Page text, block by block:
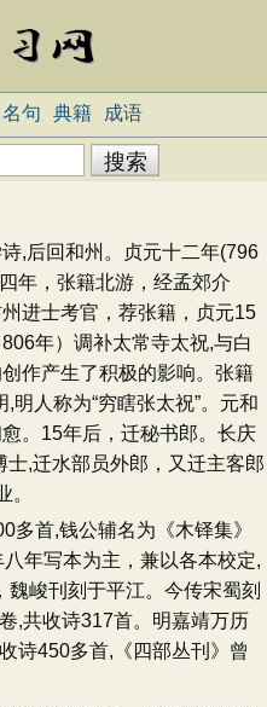
名句 典籍 成语
后回和州。贞元十二年(796
年，张籍北游，经孟郊介
进士考官，荐张籍，贞元15
年）调补太常寺太祝,与白
作产生了积极的影响。张籍
明人称为“穷瞎张太祝”。元和
。15年后，迁秘书郎。长庆
,迁水部员外郎，又迁主客郎
。
首,钱公辅名为《木铎集》
年写本为主，兼以各本校定,
峻刊刻于平江。今传宋蜀刻
,共收诗317首。明嘉靖万历
诗450多首,《四部丛刊》曾